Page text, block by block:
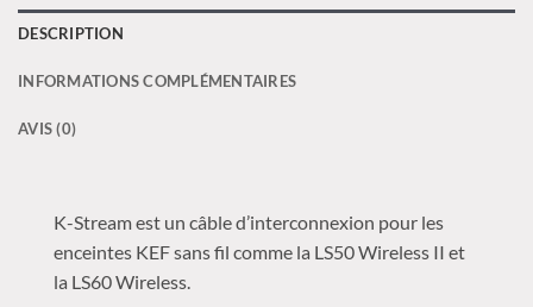
DESCRIPTION
INFORMATIONS COMPLÉMENTAIRES
AVIS (0)
K-Stream est un câble d’interconnexion pour les
enceintes KEF sans fil comme la LS50 Wireless II et
la LS60 Wireless.